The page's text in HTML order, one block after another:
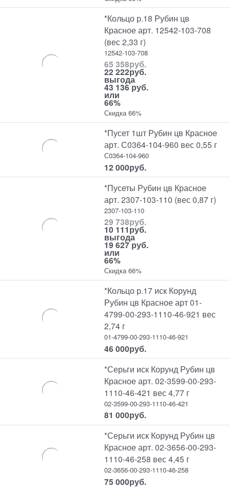
*Кольцо р.18 Рубин цв
Красное арт. 12542-103-708
(вес 2,33 г)
12542-103-708
65 358руб.
22 222руб.
выгода
43 136 руб.
или
66%
Скидка 66%
*Пусет 1шт Рубин цв Красное
арт. С0364-104-960 вес 0,55 г
С0364-104-960
12 000руб.
*Пусеты Рубин цв Красное
арт. 2307-103-110 (вес 0,87 г)
2307-103-110
29 738руб.
10 111руб.
выгода
19 627 руб.
или
66%
Скидка 66%
*Кольцо р.17 иск Корунд
Рубин цв Красное арт 01-
4799-00-293-1110-46-921 вес
2,74 г
01-4799-00-293-1110-46-921
46 000руб.
*Серьги иск Корунд Рубин цв
Красное арт. 02-3599-00-293-
1110-46-421 вес 4,77 г
02-3599-00-293-1110-46-421
81 000руб.
*Серьги иск Корунд Рубин цв
Красное арт. 02-3656-00-293-
1110-46-258 вес 4,45 г
02-3656-00-293-1110-46-258
75 000руб.